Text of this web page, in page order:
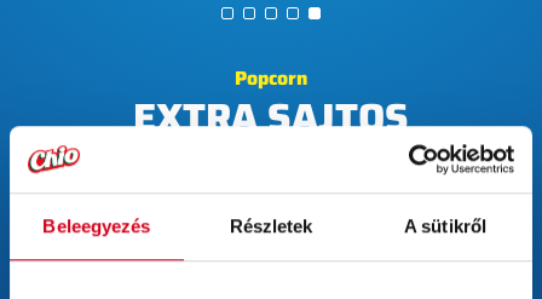
Beleegyezés Részletek A sütikről
Popcorn
EXTRA SAJTOS
Kiszerelés: 80 g